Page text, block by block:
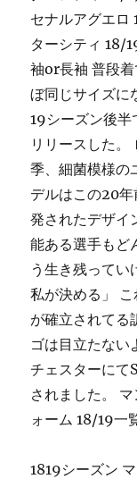
セナルアグエロ
ターシティ 18/
袖or長袖 普段
ぼ同じサイズに
19シーズン後半
リリースした。
季、細菌模様の
デルはこの20
発されたデザイ
能ある選手もど
う生き残ってい
私が決める」
が確立されてる
ゴは目立たない
チェスターに
されました。
ォーム 18/19一
1819シーズン